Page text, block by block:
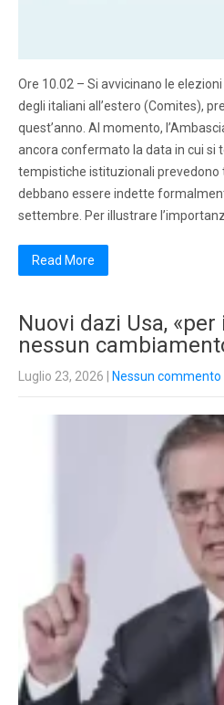
Ore 10.02 – Si avvicinano le
degli italiani all’estero (Comites),
quest’anno. Al momento,
ancora confermato la data in cui si
tempistiche istituzionali prevedono
debbano essere indette
settembre. Per illustrare
Read More
Nuovi dazi Usa,
nessun
Luglio 23, 2026 Nessun commento